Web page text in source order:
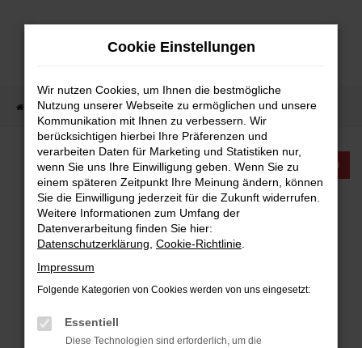
Zum
Startseite Fahrzeugangebote Fahrzeugangebote
KTW INTERNATIONAL
FAHRZEUGANGEBOTE
Beim Laden ist ein Fehler aufgetreten.
Cookie Einstellungen
Wir nutzen Cookies, um Ihnen die bestmögliche
Nutzung unserer Webseite zu ermöglichen und unsere
Kommunikation mit Ihnen zu verbessern. Wir
berücksichtigen hierbei Ihre Präferenzen und
verarbeiten Daten für Marketing und Statistiken nur,
wenn Sie uns Ihre Einwilligung geben. Wenn Sie zu
einem späteren Zeitpunkt Ihre Meinung ändern, können
Sie die Einwilligung jederzeit für die Zukunft widerrufen.
Weitere Informationen zum Umfang der
Datenverarbeitung finden Sie hier:
Datenschutzerklärung Cookie-Richtlinie
Impressum
Folgende Kategorien von Cookies werden von uns eingesetzt:
Essentiell
Diese Technologien sind erforderlich, um die